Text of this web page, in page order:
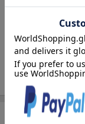
2,200円(
在庫あり
合計 5,759円（